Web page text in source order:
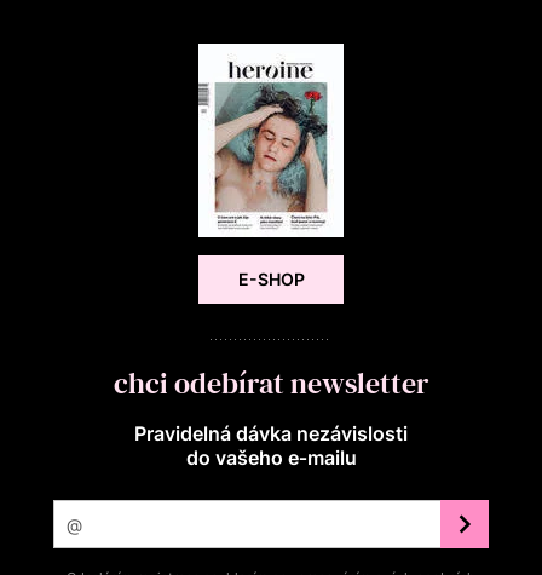
E-SHOP
chci odebírat newsletter
Pravidelná dávka nezávislosti
do vašeho e‑mailu